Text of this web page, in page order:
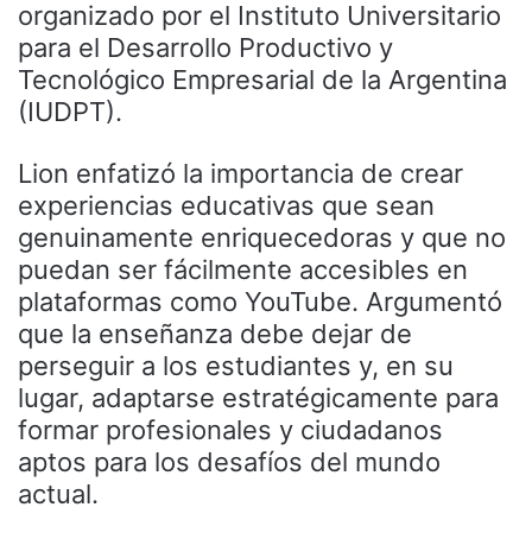
organizado por el Instituto Universitario
para el Desarrollo Productivo y
Tecnológico Empresarial de la Argentina
(IUDPT).
Lion enfatizó la importancia de crear
experiencias educativas que sean
genuinamente enriquecedoras y que no
puedan ser fácilmente accesibles en
plataformas como YouTube. Argumentó
que la enseñanza debe dejar de
perseguir a los estudiantes y, en su
lugar, adaptarse estratégicamente para
formar profesionales y ciudadanos
aptos para los desafíos del mundo
actual.